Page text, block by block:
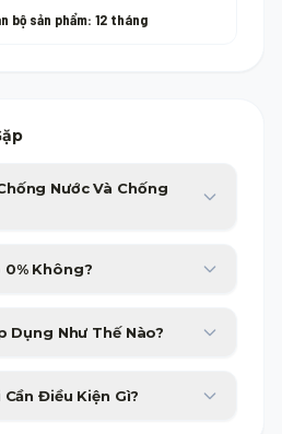
bộ sản phẩm: 12 tháng
Nước Và Chống
chống nước, chống bụi cao cấp,
trong nhiều điều kiện thời tiết.
0% Không?
góp 0% qua thẻ tín dụng và các
duyệt nhanh gọn trong 15 phút.
Dụng Như Thế Nào?
từ nhà sản xuất sẽ được đổi máy mới
đầu tiên không tốn phí.
Điều Kiện Gì?